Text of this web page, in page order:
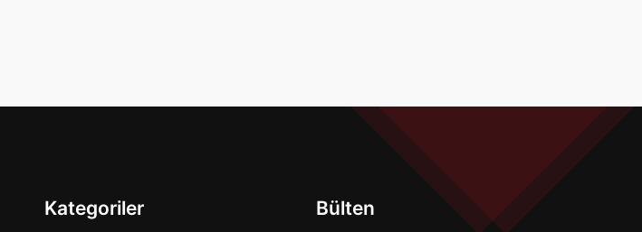
Kategoriler Bülten